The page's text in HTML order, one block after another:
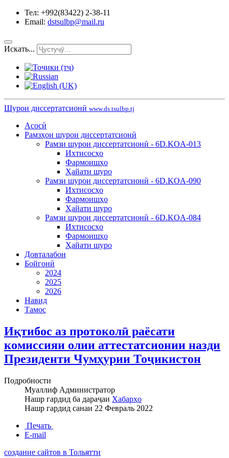
Тел: +992(83422) 2-38-11
Email: dstsulbp@mail.ru
Искать...
Шурои диссертатсионӣ www.ds.tsulbp.tj
Асосӣ
Рамзҳои шурои диссертатсионӣ
Рамзи шурои диссертатсионӣ - 6D.KOA-013
Ихтисосҳо
Фармоишҳо
Ҳайати шуро
Рамзи шурои диссертатсионӣ - 6D.KOA-090
Ихтисосҳо
Фармоишҳо
Ҳайати шуро
Рамзи шурои диссертатсионӣ - 6D.KOA-084
Ихтисосҳо
Фармоишҳо
Ҳайати шуро
Довталабон
Бойгонӣ
2024
2025
2026
Навид
Тамос
Иқтибос аз протоколӣ раёсати
комиссияи олии аттестатсионии назди
Президенти Чумҳурии Тоҷикистон
Подробности
Муаллиф Администратор
Нашр гардид ба дараҷаи Хабарҳо
Нашр гардид санаи 22 Февраль 2022
Печать
E-mail
создание сайтов в Тольятти